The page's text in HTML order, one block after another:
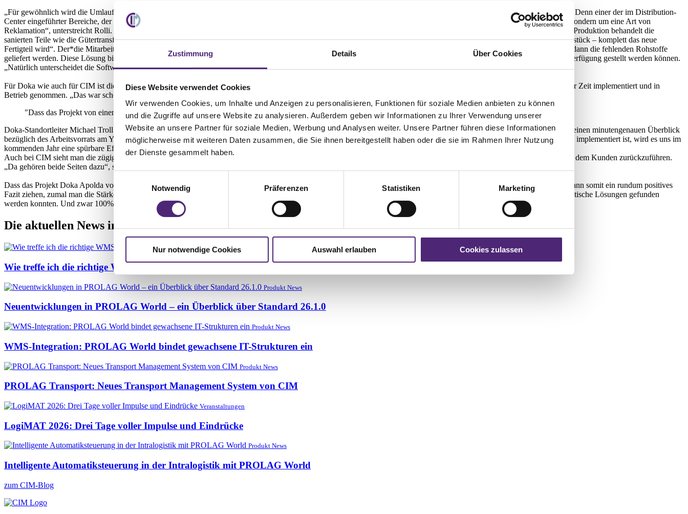
Zustimmung Details Über Cookies
Diese Website verwendet Cookies
Wir verwenden Cookies, um Inhalte und Anzeigen zu personalisieren, Funktionen für soziale Medien anbieten zu können
und die Zugriffe auf unsere Website zu analysieren. Außerdem geben wir Informationen zu Ihrer Verwendung unserer
Website an unsere Partner für soziale Medien, Werbung und Analysen weiter. Unsere Partner führen diese Informationen
möglicherweise mit weiteren Daten zusammen, die Sie ihnen bereitgestellt haben oder die sie im Rahmen Ihrer Nutzung
der Dienste gesammelt haben.
Notwendig
Präferenzen Statistiken Marketing
Nur notwendige Cookies Auswahl erlauben Cookies zulassen
„Für gewöhnlich wird die Umlaufkommissionierung bei Produktionen verwendet“, erklärt Thomas Rolli. „Im Lager von Doka Apolda gibt es das aber streng genommen nicht.“ Denn einer der im Distribution-
Center eingeführter Bereiche, der nun in PROLAG World abgebildet ist, ist die Sanierung gebrauchter Teile. „Im Grunde handelt es sich ja nicht um einen Produktionsprozess, sondern um eine Art von
Reklamation“, unterstreicht Rolli. Trotzdem implementierte man nicht das Reklamationsmodul, sondern die Sanierung wird im Produktionsmodul abgebildet. „PROLAG World Produktion behandelt die
sanierten Teile wie die Gütertransformation vom Rohstoff zur Ware“, erläutert der CIM-Projektleiter. „Mit dem Unterschied, dass ein Rohstoff – nämlich das zu sanierende Werkstück – komplett das neue
Fertigteil wird“. Der*die Mitarbeiter*in entscheidet dann erst am Sanierungsplatz, welche Teile er*sie zusätzlich benötigt, um das Teil zu reparieren. Über die Stückliste können dann die fehlenden Rohstoffe
geliefert werden. Diese Lösung bietet eine besondere Attraktivität, da die reparierten und gereinigten Teile durch die Anbindung an das WMS direkt für weitere Baustellen zur Verfügung gestellt werden können.
„Natürlich unterscheidet die Software zwischen sanierter Ware und Neuware“, fügt Rolli an.
Für Doka wie auch für CIM ist die Einführung der Lagerverwaltungssoftware ein Erfolgsprojekt. Bei laufendem Geschäftsbetrieb wurde die neue Software in rekordverdächtiger Zeit implementiert und in
Betrieb genommen. „Das war schon eine besondere Herausforderung und eine enorme Leistung“, sagt Projektleiter Thomas Rolli.
"Dass das Projekt von einem gemeinschaftlichen Geist geprägt war, zeigt sich auch an der schnellen und erfolgreichen Inbetriebnahme."
Doka-Standortleiter Michael Troll kann dem nur zustimmen und gibt sich mit der Wirkmächtigkeit des neuen Systems sehr zufrieden. „Für uns als Unternehmen war es wichtig, einen minutengenauen Überblick
bezüglich des Arbeitsvorrats am Yard zu haben, um unsere Ressourcen optimal einzusetzen“, sagt der Geschäftsführer von Doka Apolda und fügt an: „So wie das System aktuell implementiert ist, wird es uns im
kommenden Jahr eine spürbare Effektivitäts- und Produktivitätssteigerung bringen.“
Auch bei CIM sieht man die zügige und problemlose Implementierung von PROLAG World am Standort Apolda als Erfolg an. Dieser ist auch auf die gute Zusammenarbeit mit dem Kunden zurückzuführen.
„Da gehören beide Seiten dazu“, sagt Projektleiter Thomas Rolli und lobt die Anpassungsfähigkeit der Doka-Mitarbeiter*innen an die neuen Prozesse.
Dass das Projekt Doka Apolda von einem gemeinschaftlichen Geist geprägt war, zeigt sich auch an der schnellen und erfolgreichen Inbetriebnahme. Das Projektteam der CIM kann somit ein rundum positives
Fazit ziehen, zumal man die Stärken von PROLAG World voll ausspielen konnte. Denn die unkonventionelle Lagerarchitektur erforderte ausgefallene Strategien, für die pragmatische Lösungen gefunden
werden konnten. Und zwar 100% im Standard.
Die aktuellen News im Blog
Produkt News
Wie treffe ich die richtige WMS-Auswahl für mein Unternehmen?
Produkt News
Neuentwicklungen in PROLAG World – ein Überblick über Standard 26.1.0
Produkt News
WMS-Integration: PROLAG World bindet gewachsene IT-Strukturen ein
Produkt News
PROLAG Transport: Neues Transport Management System von CIM
Veranstaltungen
LogiMAT 2026: Drei Tage voller Impulse und Eindrücke
Produkt News
Intelligente Automatiksteuerung in der Intralogistik mit PROLAG World
zum CIM-Blog